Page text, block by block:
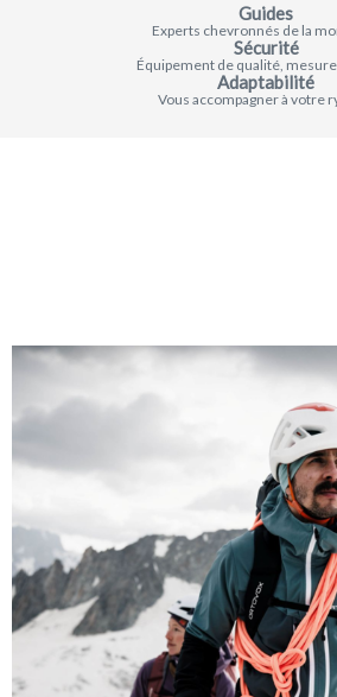
Guides
Experts chevronnés de la
Sécurité
Équipement de qualité,
Adaptabilité
Vous accompagner à votre